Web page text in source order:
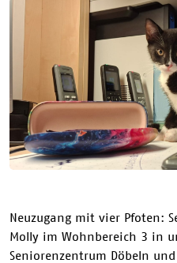
Neuzugang mit vier Pfoten:
Molly im Wohnbereich 3 in
Seniorenzentrum Döbeln